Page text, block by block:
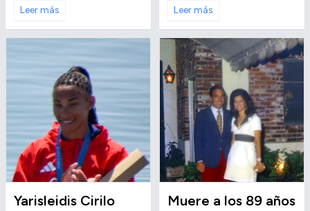
Leer más
Leer más
Yarisleidis Cirilo
Muere a los 89 años